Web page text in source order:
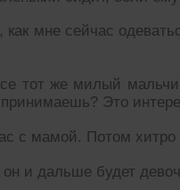
мне сейчас
тот же милый
Это
с мамой. Потом
и дальше будет